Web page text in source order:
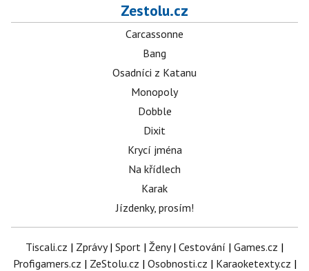
Zestolu.cz
Carcassonne
Bang
Osadníci z Katanu
Monopoly
Dobble
Dixit
Krycí jména
Na křídlech
Karak
Jízdenky, prosím!
Tiscali.cz | Zprávy| Sport | Ženy| Cestování | Games.cz |
Profigamers.cz | ZeStolu.cz | Osobnosti.cz | Karaoketexty.cz |